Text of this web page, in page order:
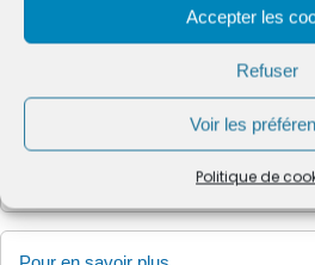
Accepter les
Refuser
Voir les
Politique de
Attendre l'instruction de votre
de l'Ofpra